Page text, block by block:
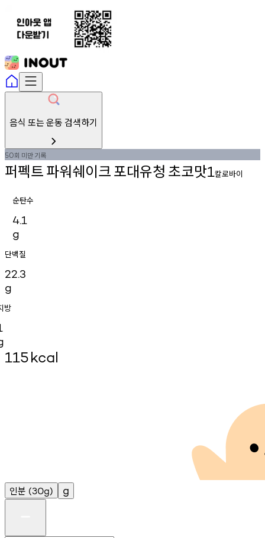
음식 또는 운동 검색하기
50회 미만기록
퍼펙트파워쉐이크포대유청 초코맛1칼로바이
순탄수
4.1
g
단백질
22.3
g
방
115kcal
인분 (30g) g